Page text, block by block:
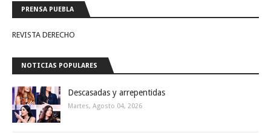
PRENSA PUEBLA
REVISTA DERECHO
NOTICIAS POPULARES
Descasadas y arrepentidas
Martes, Agosto 04, 2026